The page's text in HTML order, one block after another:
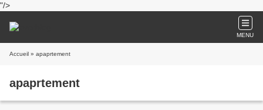
"/>
MENU
Accueil » apaprtement
apaprtement